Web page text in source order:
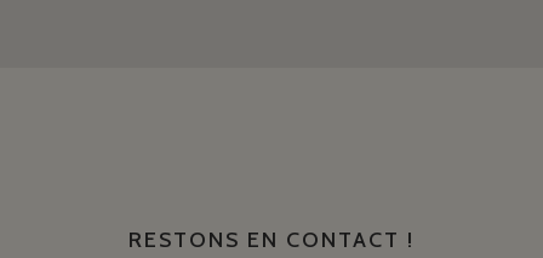
RESTONS EN CONTACT !